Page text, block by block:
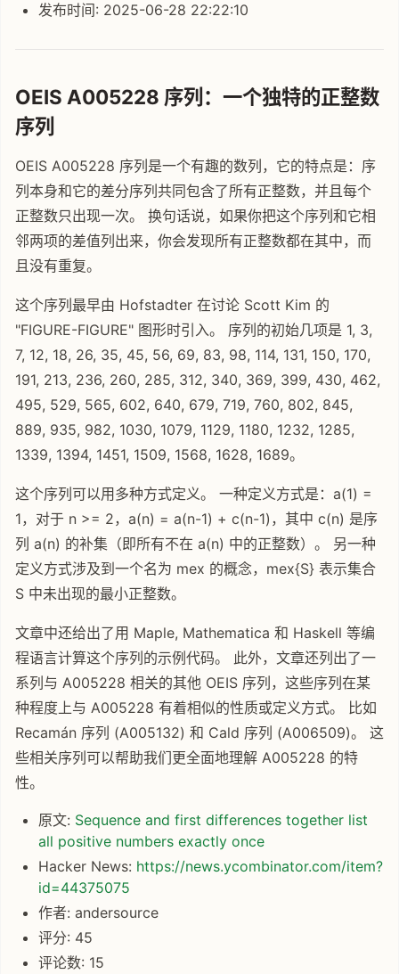
发布时间: 2025-06-28 22:22:10
OEIS A005228 序列：一个独特的正整数
序列
OEIS A005228 序列是一个有趣的数列，它的特点是：序
列本身和它的差分序列共同包含了所有正整数，并且每个
正整数只出现一次。 换句话说，如果你把这个序列和它相
邻两项的差值列出来，你会发现所有正整数都在其中，而
且没有重复。
这个序列最早由 Hofstadter 在讨论 Scott Kim 的
"FIGURE-FIGURE" 图形时引入。 序列的初始几项是 1, 3,
7, 12, 18, 26, 35, 45, 56, 69, 83, 98, 114, 131, 150, 170,
191, 213, 236, 260, 285, 312, 340, 369, 399, 430, 462,
495, 529, 565, 602, 640, 679, 719, 760, 802, 845,
889, 935, 982, 1030, 1079, 1129, 1180, 1232, 1285,
1339, 1394, 1451, 1509, 1568, 1628, 1689。
这个序列可以用多种方式定义。 一种定义方式是：a(1) =
1，对于 n >= 2，a(n) = a(n-1) + c(n-1)，其中 c(n) 是序
列 a(n) 的补集（即所有不在 a(n) 中的正整数）。 另一种
定义方式涉及到一个名为 mex 的概念，mex{S} 表示集合
S 中未出现的最小正整数。
文章中还给出了用 Maple, Mathematica 和 Haskell 等编
程语言计算这个序列的示例代码。 此外，文章还列出了一
系列与 A005228 相关的其他 OEIS 序列，这些序列在某
种程度上与 A005228 有着相似的性质或定义方式。 比如
Recamán 序列 (A005132) 和 Cald 序列 (A006509)。 这
些相关序列可以帮助我们更全面地理解 A005228 的特
性。
原文: Sequence and first differences together list
all positive numbers exactly once
Hacker News: https://news.ycombinator.com/item?
id=44375075
作者: andersource
评分: 45
评论数: 15